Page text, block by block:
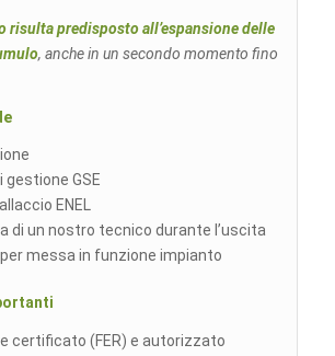
risulta predisposto all’espansione delle
, anche in un secondo momento fino
gestione GSE
ENEL
di un nostro tecnico durante l’uscita
messa in funzione impianto
certificato (FER) e autorizzato